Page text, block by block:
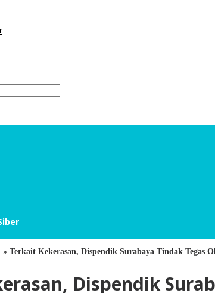
» Terkait Kekerasan, Dispendik Surabaya Tindak Tegas
Dispendik